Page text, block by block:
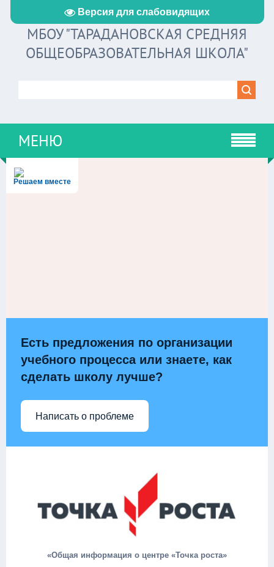
Версия для слабовидящих
МБОУ "ТАРАДАНОВСКАЯ СРЕДНЯЯ
ОБЩЕОБРАЗОВАТЕЛЬНАЯ ШКОЛА"
МЕНЮ
Решаем вместе
Есть предложения по организации
учебного процесса или знаете, как
сделать школу лучше?
Написать о проблеме
«Общая информация о центре «Точка роста»